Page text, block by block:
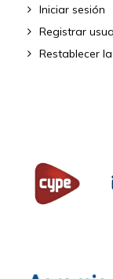
Iniciar sesión
Registrar
Restablecer